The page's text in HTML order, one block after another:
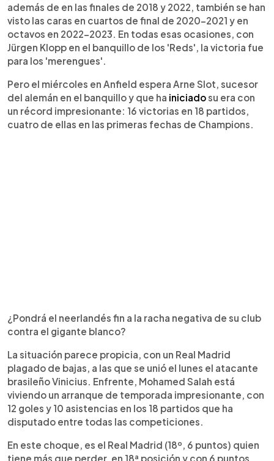
además de en las finales de 2018 y 2022, también se han
visto las caras en cuartos de final de 2020-2021 y en
octavos en 2022-2023. En todas esas ocasiones, con
Jürgen Klopp en el banquillo de los 'Reds', la victoria fue
para los 'merengues'.
Pero el miércoles en Anfield espera Arne Slot, sucesor
del alemán en el banquillo y que ha iniciadosu era con
un récord impresionante: 16 victorias en 18 partidos,
cuatro de ellas en las primeras fechas de Champions.
¿Pondrá el neerlandés fin a la racha negativa de su club
contra el gigante blanco?
La situación parece propicia, con un Real Madrid
plagado de bajas, a las que se unió el lunes el atacante
brasileño Vinicius. Enfrente, Mohamed Salah está
viviendo un arranque de temporada impresionante, con
12 goles y 10 asistencias en los 18 partidos que ha
disputado entre todas las competiciones.
En este choque, es el Real Madrid (18º, 6 puntos) quien
tiene más que perder, en 18ª posición y con 6 puntos,